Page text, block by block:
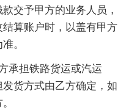
交予甲方的业务人员，
算账户时，以盖有甲方
。
承担铁路货运或汽运
货方式由乙方确定，如